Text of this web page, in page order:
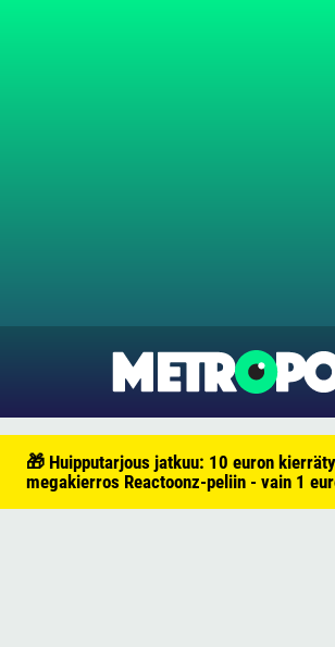
🎁 Huipputarjous jatkuu: 10 euron
megakierros Reactoonz-peliin - vain 1